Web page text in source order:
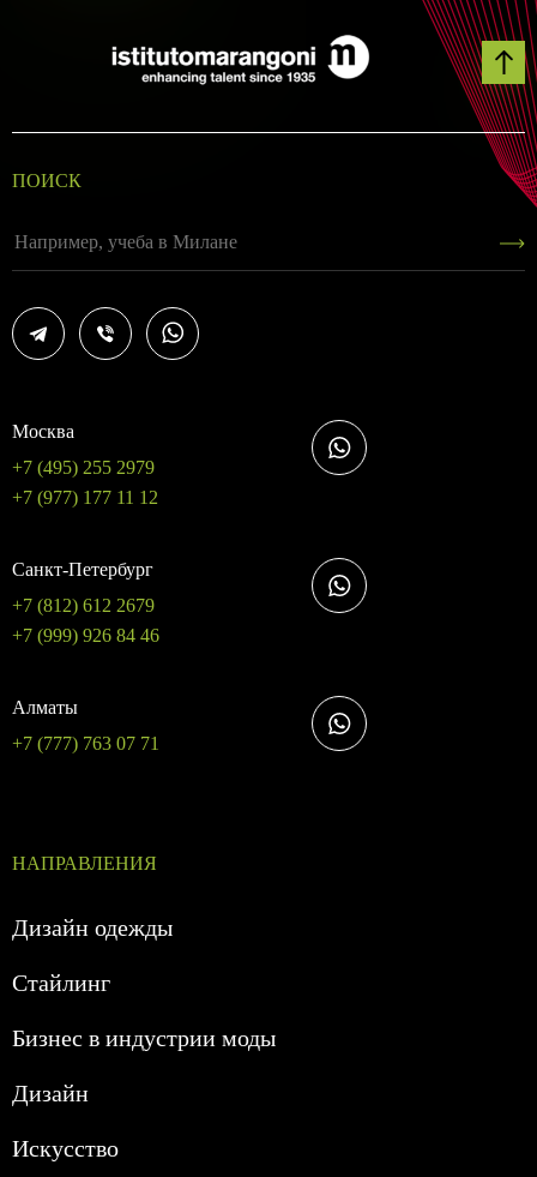
ПОИСК
Москва
+7 (495) 255 2979
+7 (977) 177 11 12
Санкт-Петербург
+7 (812) 612 2679
+7 (999) 926 84 46
Алматы
+7 (777) 763 07 71
НАПРАВЛЕНИЯ
Дизайн одежды
Стайлинг
Бизнес в индустрии моды
Дизайн
Искусство